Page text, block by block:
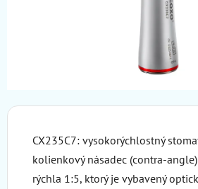
CX235C7: vysokorýchlostný
kolienkový násadec (contra-
rýchla 1:5, ktorý je vybavený